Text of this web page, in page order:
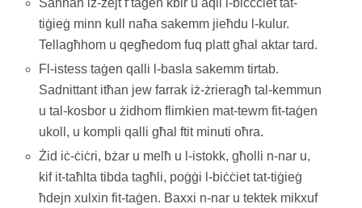
Saħħan iż-żejt f’taġen kbir u aqli l-biċċċiet tat-
tiġieġ minn kull naħa sakemm jieħdu l-kulur.
Tellagħhom u qegħedom fuq platt għal aktar tard.
Fl-istess taġen qalli l-basla sakemm tirtab.
Sadnittant itħan jew farrak iż-żrieragħ tal-kemmun
u tal-kosbor u żidhom flimkien mat-tewm fit-taġen
ukoll, u kompli qalli għal ftit minuti oħra.
Żid iċ-ċiċri, bżar u melħ u l-istokk, għolli n-nar u,
kif it-taħlta tibda tagħli, poġġi l-biċċiet tat-tiġieġ
ħdejn xulxin fit-taġen. Baxxi n-nar u tektek mikxuf